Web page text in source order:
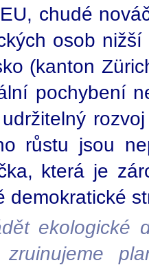
chudé
osob
(kanton
pochybení
růstu jsou
která je
demokratické
zruinujeme